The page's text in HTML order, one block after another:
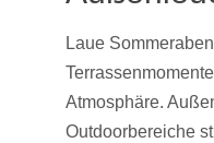
Laue
Atmosphäre.
Outdoorbereiche